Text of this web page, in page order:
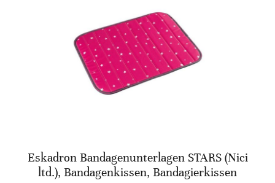
Eskadron Bandagenunterlagen STARS (Nici
ltd.), Bandagenkissen, Bandagierkissen